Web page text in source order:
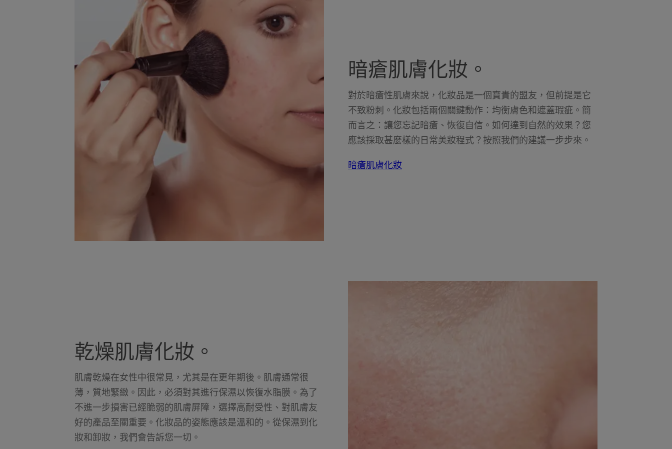
暗瘡肌膚化妝。
對於暗瘡性肌膚來說，化妝品是一個寶貴的盟友，但前提是它
不致粉刺。化妝包括兩個關鍵動作：均衡膚色和遮蓋瑕疵。簡
而言之：讓您忘記暗瘡、恢復自信。如何達到自然的效果？您
應該採取甚麼樣的日常美妝程式？按照我們的建議一步步來。
暗瘡肌膚化妝
乾燥肌膚化妝。
肌膚乾燥在女性中很常見，尤其是在更年期後。肌膚通常很
薄，質地緊緻。因此，必須對其進行保濕以恢復水脂膜。為了
不進一步損害已經脆弱的肌膚屏障，選擇高耐受性、對肌膚友
好的產品至關重要。化妝品的姿態應該是溫和的。從保濕到化
妝和卸妝，我們會告訴您一切。